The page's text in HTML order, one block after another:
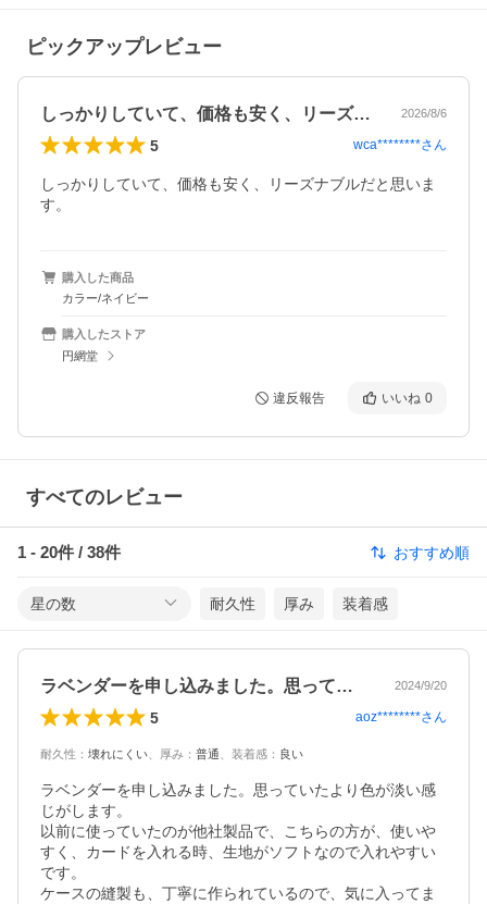
ピックアップレビュー
しっかりしていて、価格も安く、リーズナ… 2026/8/6
5 wca********さん
しっかりしていて、価格も安く、リーズナブルだと思いま
す。
購入した商品
カラー/ネイビー
購入したストア
円網堂
違反報告 いいね 0
すべてのレビュー
1 - 20件 / 38件 おすすめ順
星の数 耐久性 厚み 装着感
ラベンダーを申し込みました。思っていた… 2024/9/20
5 aoz********さん
耐久性 ： 壊れにくい 厚み ： 普通 装着感 ： 良い
ラベンダーを申し込みました。思っていたより色が淡い感
じがします。
以前に使っていたのが他社製品で、こちらの方が、使いや
すく、カードを入れる時、生地がソフトなので入れやすい
です。
ケースの縫製も、丁寧に作られているので、気に入ってま